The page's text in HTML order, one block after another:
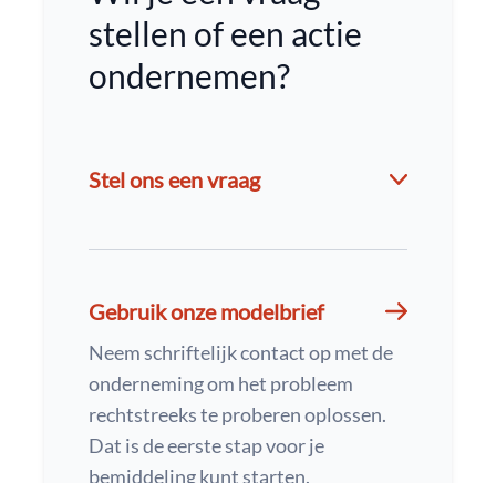
stellen of een actie
ondernemen?
Stel ons een vraag
Gebruik onze modelbrief
Neem schriftelijk contact op met de
onderneming om het probleem
rechtstreeks te proberen oplossen.
Dat is de eerste stap voor je
bemiddeling kunt starten.